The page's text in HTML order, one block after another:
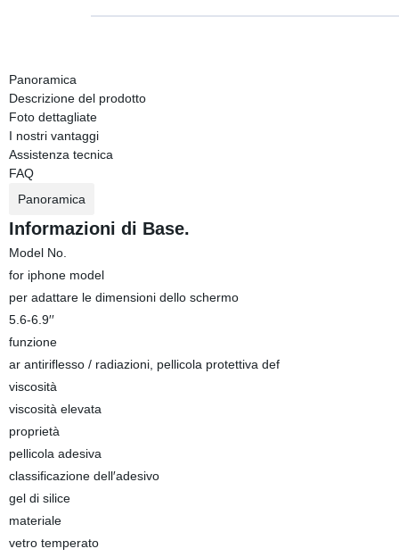
Panoramica
Descrizione del prodotto
Foto dettagliate
I nostri vantaggi
Assistenza tecnica
FAQ
Panoramica
Informazioni di Base.
Model No.
for iphone model
per adattare le dimensioni dello schermo
5.6-6.9′′
funzione
ar antiriflesso / radiazioni, pellicola protettiva def
viscosità
viscosità elevata
proprietà
pellicola adesiva
classificazione dell′adesivo
gel di silice
materiale
vetro temperato